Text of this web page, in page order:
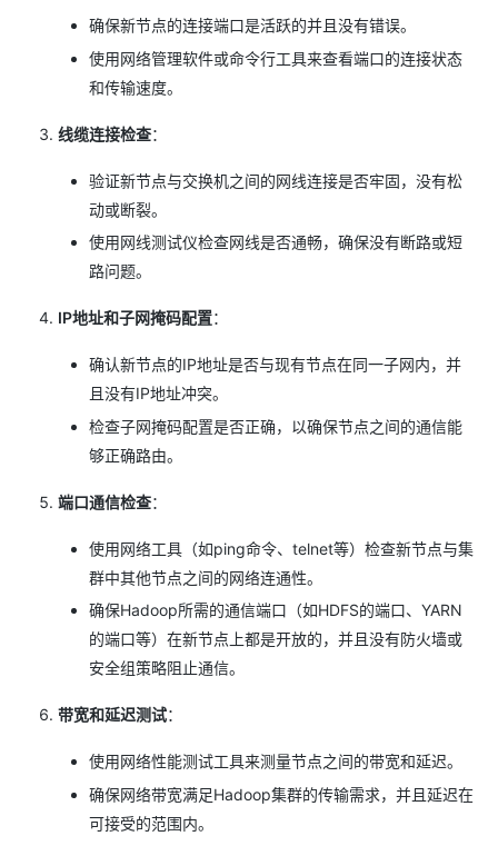
确保新节点的连接端口是活跃的并且没有错误。
使用网络管理软件或命令行工具来查看端口的连接状态
和传输速度。
线缆连接检查：
验证新节点与交换机之间的网线连接是否牢固，没有松
动或断裂。
使用网线测试仪检查网线是否通畅，确保没有断路或短
路问题。
IP地址和子网掩码配置：
确认新节点的IP地址是否与现有节点在同一子网内，并
且没有IP地址冲突。
检查子网掩码配置是否正确，以确保节点之间的通信能
够正确路由。
端口通信检查：
使用网络工具（如ping命令、telnet等）检查新节点与集
群中其他节点之间的网络连通性。
确保Hadoop所需的通信端口（如HDFS的端口、YARN
的端口等）在新节点上都是开放的，并且没有防火墙或
安全组策略阻止通信。
带宽和延迟测试：
使用网络性能测试工具来测量节点之间的带宽和延迟。
确保网络带宽满足Hadoop集群的传输需求，并且延迟在
可接受的范围内。